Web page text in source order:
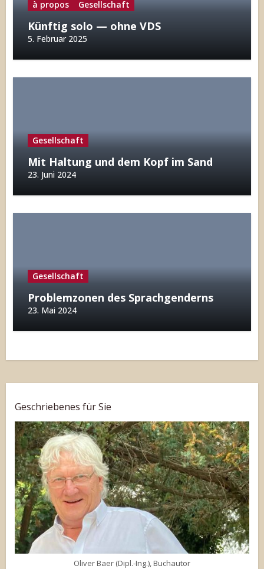
à propos Gesellschaft
Künftig solo — ohne VDS
5. Februar 2025
Gesellschaft
Mit Haltung und dem Kopf im Sand
23. Juni 2024
Gesellschaft
Problemzonen des Sprachgenderns
23. Mai 2024
Geschriebenes für Sie
Oliver Baer (Dipl.-Ing.), Buchautor